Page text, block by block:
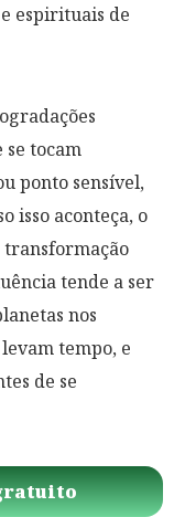
espirituais de
se tocam
ponto sensível,
isso aconteça, o
transformação
tende a ser
nos
tempo, e
de se